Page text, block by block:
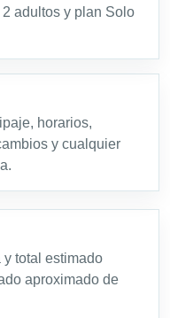
adultos y plan Solo
horarios,
y cualquier
total estimado
aproximado de